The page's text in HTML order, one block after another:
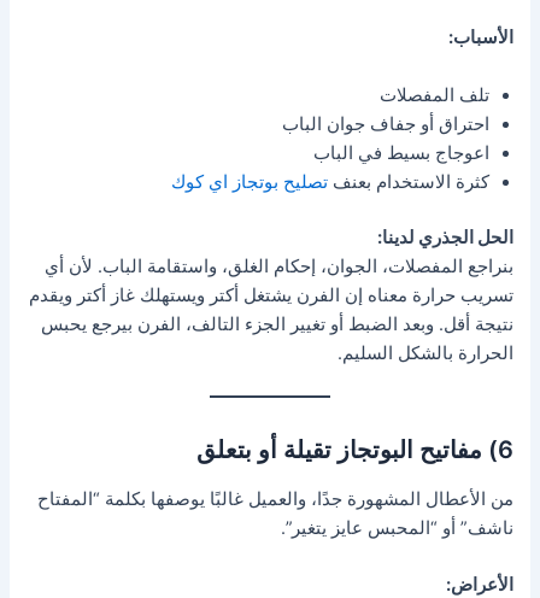
الأسباب:
تلف المفصلات
احتراق أو جفاف جوان الباب
اعوجاج بسيط في الباب
كثرة الاستخدام بعنف تصليح بوتجاز اي كوك
الحل الجذري لدينا:
بنراجع المفصلات، الجوان، إحكام الغلق، واستقامة الباب. لأن أي
تسريب حرارة معناه إن الفرن يشتغل أكتر ويستهلك غاز أكتر ويقدم
نتيجة أقل. وبعد الضبط أو تغيير الجزء التالف، الفرن بيرجع يحبس
الحرارة بالشكل السليم.
6) مفاتيح البوتجاز تقيلة أو بتعلق
من الأعطال المشهورة جدًا، والعميل غالبًا يوصفها بكلمة “المفتاح
ناشف” أو “المحبس عايز يتغير”.
الأعراض: